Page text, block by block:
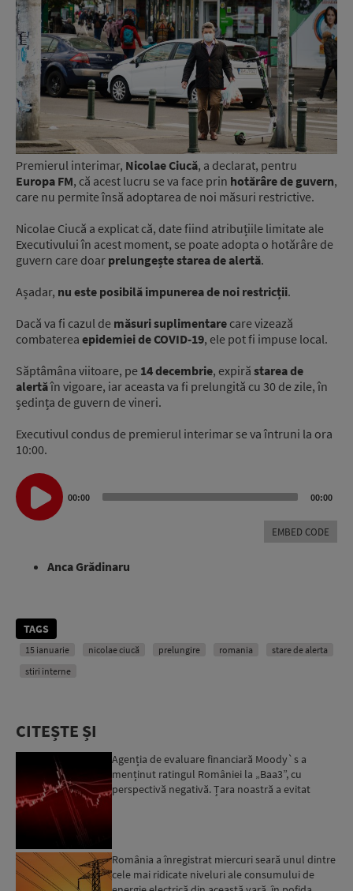
Premierul interimar, Nicolae Ciucă, a declarat, pentru
Europa FM, că acest lucru se va face prin hotărâre de guvern,
care nu permite însă adoptarea de noi măsuri restrictive.
Nicolae Ciucă a explicat că, date fiind atribuțiile limitate ale
Executivului în acest moment, se poate adopta o hotărâre de
guvern care doar prelungește starea de alertă.
Așadar, nu este posibilă impunerea de noi restricții.
Dacă va fi cazul de măsuri suplimentare care vizează
combaterea epidemiei de COVID-19, ele pot fi impuse local.
Săptâmâna viitoare, pe 14 decembrie, expiră starea de
alertăîn vigoare, iar aceasta va fi prelungită cu 30 de zile, în
ședința de guvern de vineri.
Executivul condus de premierul interimar se va întruni la ora
10:00.
Audio
Player
00:00 00:00
EMBED CODE
Anca Grădinaru
TAGS
15 ianuarie nicolae ciucă prelungire romania
stare de alerta
stiri interne
CITEȘTE ȘI
Agenția de evaluare financiară Moody`s a
menținut ratingul României la „Baa3”, cu
perspectivă negativă. Țara noastră a evitat
România a înregistrat miercuri seară unul dintre
cele mai ridicate niveluri ale consumului de